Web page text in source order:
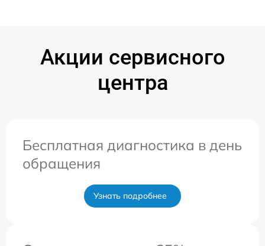
Акции сервисного
центра
Бесплатная диагностика в день
обращения
Узнать подробнее